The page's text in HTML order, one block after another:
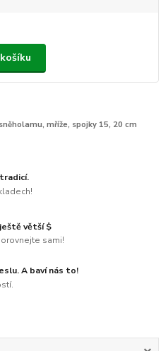
mříže, spojky 15, 20 cm
větší $
sami!
A baví nás to!